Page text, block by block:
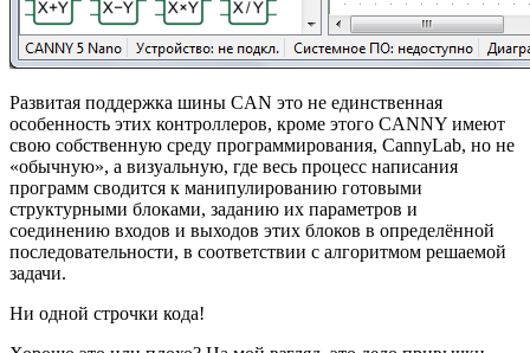
Развитая поддержка шины CAN это не единственная
особенность этих контроллеров, кроме этого CANNY имеют
свою собственную среду программирования, CannyLab, но не
«обычную», а визуальную, где весь процесс написания
программ сводится к манипулированию готовыми
структурными блоками, заданию их параметров и
соединению входов и выходов этих блоков в определённой
последовательности, в соответствии с алгоритмом решаемой
задачи.
Ни одной строчки кода!